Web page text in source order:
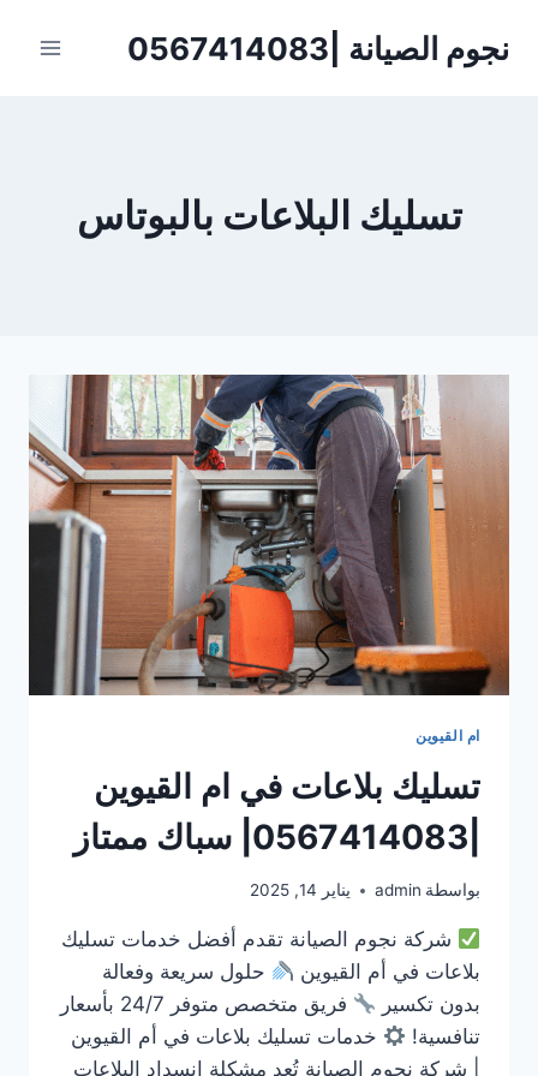
نجوم الصيانة |0567414083
تسليك البلاعات بالبوتاس
ام القيوين
تسليك بلاعات في ام القيوين
بواسطة admin يناير 14, 2025
شركة نجوم الصيانة تقدم أفضل خدمات تسليك
بلاعات في أم القيوين
حلول سريعة وفعالة
بدون تكسير
فريق متخصص متوفر 24/7 بأسعار
تنافسية!
خدمات تسليك بلاعات في أم القيوين
| شركة نجوم الصيانة تُعد مشكلة انسداد البلاعات